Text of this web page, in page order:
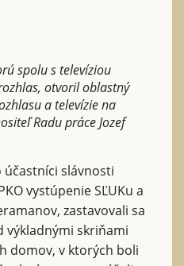
spolu s televíziou
otvoril oblastný
a televízie na
Radu práce Jozef
slávnosti
vystúpenie SĽUKu a
zastavovali sa
výkladnými skriňami
domov, v ktorých boli